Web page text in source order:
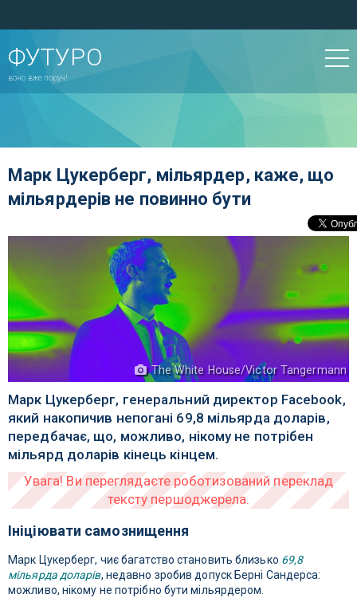
ФУТУРО
воно вже поруч!
Марк Цукерберг, мільярдер, каже, що
мільярдерів не повинно бути
The White House/Victor Tangermann
Марк Цукерберг, генеральний директор Facebook,
який накопичив непогані 69,8 мільярда доларів,
передбачає, що, можливо, нікому не потрібен
мільярд доларів кінець кінцем.
Ініціювати самознищення
Марк Цукерберг, чиє багатство становить близько 69,8
мільярда доларів, недавно зробив допуск Берні Сандерса:
можливо, нікому не потрібно бути мільярдером.